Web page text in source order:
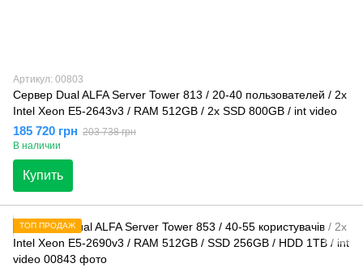
Артикул: 00803
Сервер Dual ALFA Server Tower 813 / 20-40 пользователей / 2х
Intel Xeon E5-2643v3 / RAM 512GB / 2x SSD 800GB / int video
185 720 грн 203 738 грн
В наличии
Купить
ТОП ПРОДАЖ